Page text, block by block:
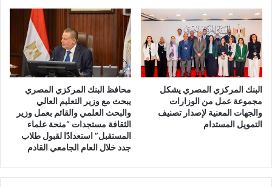
البنك المركزي المصري يشكل
مجموعة عمل من الوزارات
والجهات المعنية لإصدار تصنيف
التمويل المستدام
محافظ البنك المركزي المصري
يبحث مع وزير التعليم العالي
والبحث العلمي والقائم بعمل وزير
الثقافة مستجدات “منحة علماء
المستقبل” استعدادًا لقبول طلاب
جدد خلال العام الجامعي القادم